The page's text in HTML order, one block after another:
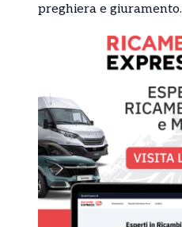
preghiera e giuramento.